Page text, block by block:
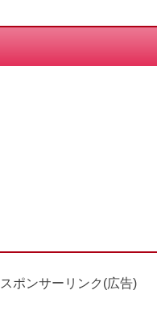
スポンサーリンク(広告)